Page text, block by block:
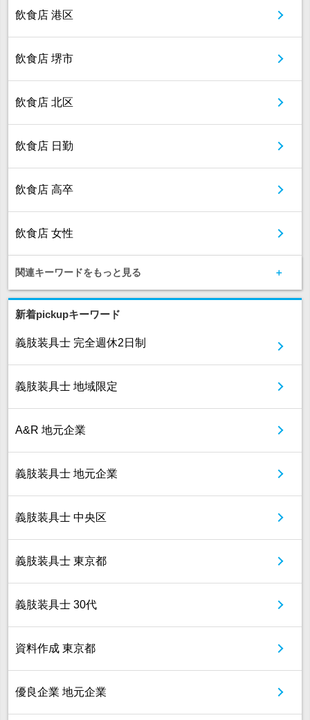
飲食店 港区
飲食店 堺市
飲食店 北区
飲食店 日勤
飲食店 高卒
飲食店 女性
関連キーワードをもっと見る
新着pickupキーワード
義肢装具士 完全週休2日制
義肢装具士 地域限定
A&R 地元企業
義肢装具士 地元企業
義肢装具士 中央区
義肢装具士 東京都
義肢装具士 30代
資料作成 東京都
優良企業 地元企業